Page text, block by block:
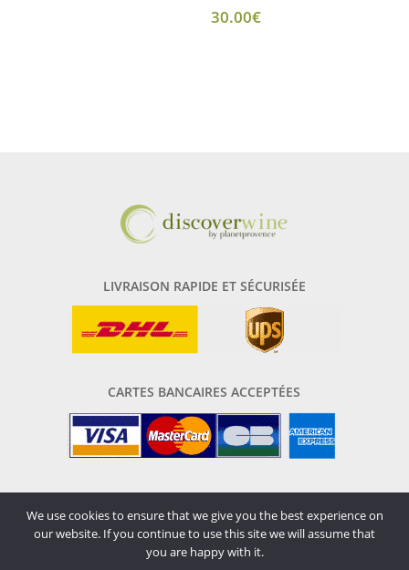
30.00€
LIVRAISON RAPIDE ET SÉCURISÉE
CARTES BANCAIRES ACCEPTÉES
Tous droits réservés© 2026
We use cookies to ensure that we give you the best experience on
our website. If you continue to use this site we will assume that
you are happy with it.